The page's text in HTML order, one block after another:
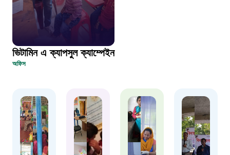
১৬১২২
স্মার্ট ভূমি সেবা
শিশু সহায়তা লাইন
১৬১০৯
ভিটামিন এ ক্যাপসুল ক্যাম্পেইন
অফিস